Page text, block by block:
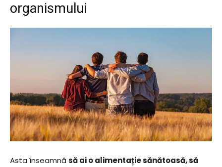
organismului
Asta înseamnă să ai o alimentație sănătoasă, să